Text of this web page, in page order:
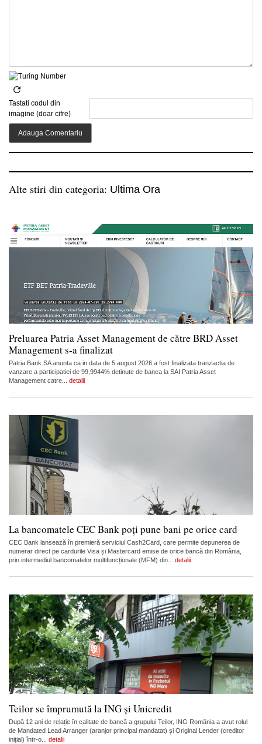
Tastati codul din
imagine (doar cifre)
Alte stiri din categoria: Ultima Ora
Preluarea Patria Asset Management de către BRD Asset
Management s-a finalizat
Patria Bank SA anunta ca in data de 5 august 2026 a fost finalizata tranzactia de
vanzare a participatiei de 99,9944% detinute de banca la SAI Patria Asset
Management catre... detalii
La bancomatele CEC Bank poți pune bani pe orice card
CEC Bank lansează în premieră serviciul Cash2Card, care permite depunerea de
numerar direct pe cardurile Visa și Mastercard emise de orice bancă din România,
prin intermediul bancomatelor multifuncționale (MFM) din... detalii
Teilor se împrumută la ING și Unicredit
După 12 ani de relație în calitate de bancă a grupului Teilor, ING România a avut rolul
de Mandated Lead Arranger (aranjor principal mandatat) și Original Lender (creditor
inițial) într-o... detalii